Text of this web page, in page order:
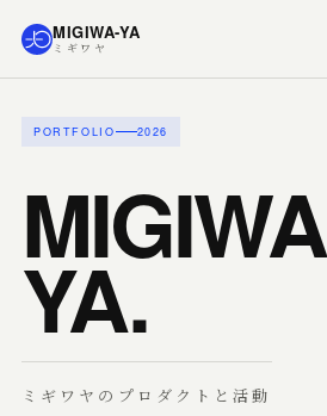
MIGIWA-YA
ミギワヤ
PORTFOLIO 2026
MIGIWA
YA.
ミギワヤのプロダクトと活動